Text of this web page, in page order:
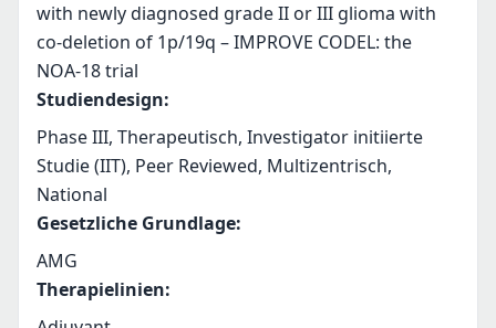
with newly diagnosed grade II or III glioma with
co-deletion of 1p/19q – IMPROVE CODEL: the
NOA-18 trial
Studiendesign:
Phase III, Therapeutisch, Investigator initiierte
Studie (IIT), Peer Reviewed, Multizentrisch,
National
Gesetzliche Grundlage:
AMG
Therapielinien: